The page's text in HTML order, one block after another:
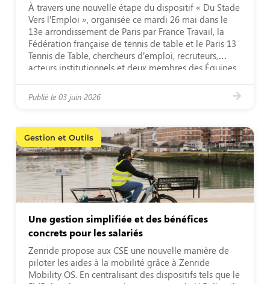
À travers une nouvelle étape du dispositif « Du Stade
Vers l’Emploi », organisée ce mardi 26 mai dans le
13e arrondissement de Paris par France Travail, la
Fédération française de tennis de table et le Paris 13
Tennis de Table, chercheurs d’emploi, recruteurs,
acteurs institutionnels et deux membres des Équipes
Publié le 03 juin 2026
Gestion et Outils
Une gestion simplifiée et des bénéfices
concrets pour les salariés
Zenride propose aux CSE une nouvelle manière de
piloter les aides à la mobilité grâce à Zenride
Mobility OS. En centralisant des dispositifs tels que le